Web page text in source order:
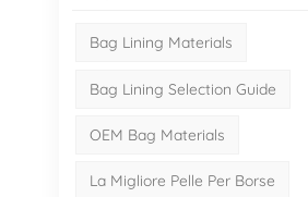
Bag Lining Materials
Bag Lining Selection Guide
OEM Bag Materials
La Migliore Pelle Per Borse